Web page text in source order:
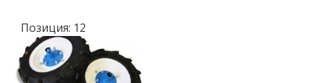
Позиция: 12